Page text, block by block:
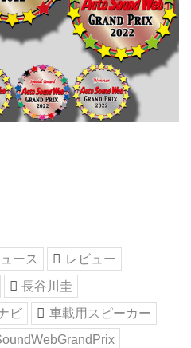
長谷川圭］の計5名によって
する（例年選考に参加してい
木 裕氏は病気療養のため欠
のグランプリ受賞数は全7モ
、ディスプレイオーディオ
ナビゲーション3、スピー
ース
レビュー
長谷川圭
ビ
車載用スピーカー